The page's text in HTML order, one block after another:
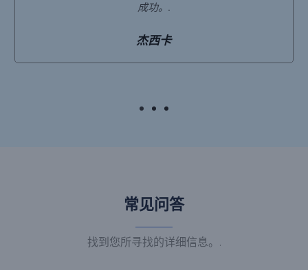
成功。.
杰西卡
常见问答
找到您所寻找的详细信息。.